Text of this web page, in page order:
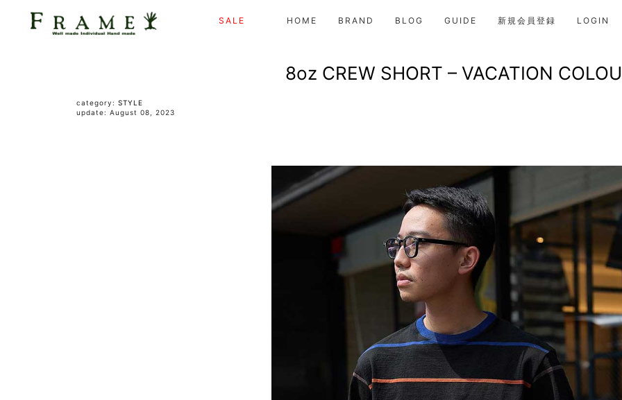
SALE HOME BRAND BLOG GUIDE 新規会員登録 LOGIN
8oz CREW SHORT – VACATION
category: STYLE
update: August 08, 2023